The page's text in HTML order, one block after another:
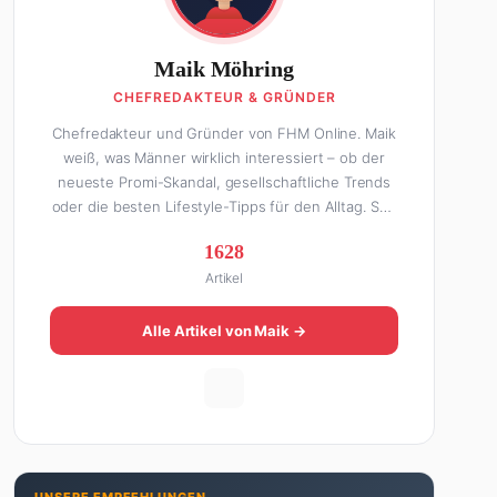
Maik Möhring
CHEFREDAKTEUR & GRÜNDER
Chefredakteur und Gründer von FHM Online. Maik
weiß, was Männer wirklich interessiert – ob der
neueste Promi-Skandal, gesellschaftliche Trends
oder die besten Lifestyle-Tipps für den Alltag. Seit
hat FHM Online zu einer der führenden Männer-
Lifestyle-Plattformen im deutschsprachigen Raum
aufgebaut. Sein Weg dahin war alles andere als
geradlinig: Die eine Hälfte seines Lebens stand er
in der Gastronomie – mit allem, was dazugehört.
unterhaltsam und immer nah dran. Wenn Maik
1628
Artikel
Alle Artikel von Maik →